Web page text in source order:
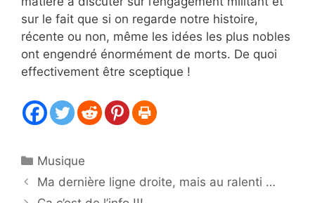
sur le fait que si on regarde notre histoire,
récente ou non, même les idées les plus nobles
ont engendré énormément de morts. De quoi
effectivement être sceptique !
Catégories
Musique
Ma dernière ligne droite, mais au ralenti …